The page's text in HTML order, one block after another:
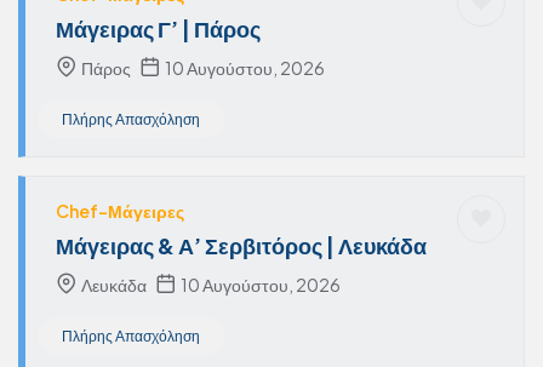
Μάγειρας Γ’ | Πάρος
Πάρος 10 Αυγούστου, 2026
Πλήρης Απασχόληση
Chef-Μάγειρες
Μάγειρας & Α’ Σερβιτόρος | Λευκάδα
Λευκάδα 10 Αυγούστου, 2026
Πλήρης Απασχόληση